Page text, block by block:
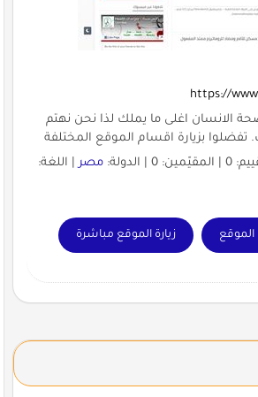
https://
الانسان اغلى ما يملك لذا نحن نهتم
بزيارة اقسام الموقع المختلفة
مصر| اللغة:
زيارة الموقع مباشرة